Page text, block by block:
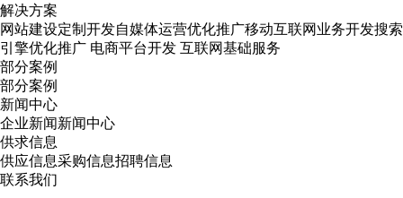
解决方案
网站建设定制开发自媒体运营优化推广移动互联网业务开发搜索
引擎优化推广 电商平台开发 互联网基础服务
部分案例
部分案例
新闻中心
企业新闻新闻中心
供求信息
供应信息采购信息招聘信息
联系我们